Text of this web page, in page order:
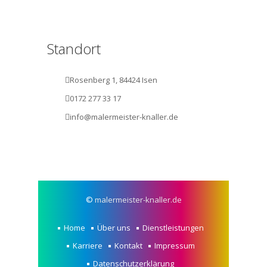
Standort
Rosenberg 1, 84424 Isen
0172 277 33 17
info@malermeister-knaller.de
© malermeister-knaller.de
Home Über uns
Dienstleistungen
Karriere
Kontakt
Impressum
Datenschutzerklärung